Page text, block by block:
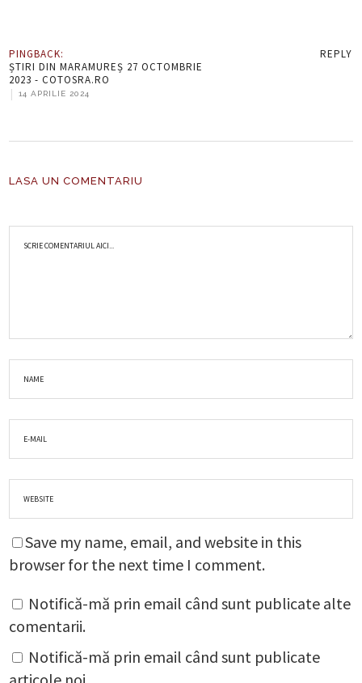
PINGBACK:
ȘTIRI DIN MARAMUREȘ 27 OCTOMBRIE
2023 - COTOSRA.RO
|
14 APRILIE 2024
REPLY
LASA UN COMENTARIU
Save my name, email, and website in this
browser for the next time I comment.
Notifică-mă prin email când sunt publicate alte
comentarii.
Notifică-mă prin email când sunt publicate